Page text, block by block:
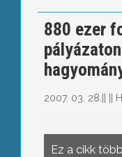
880 ezer
2007. 03. 28.
Ez a cikk